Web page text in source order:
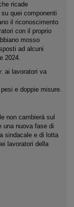
ricade
quei componenti
il riconoscimento
con il proprio
mosso
ad alcuni
2024.
ai lavoratori va
e doppie misure.
non cambierà sul
una nuova fase di
sindacale e di lotta
lavoratori della